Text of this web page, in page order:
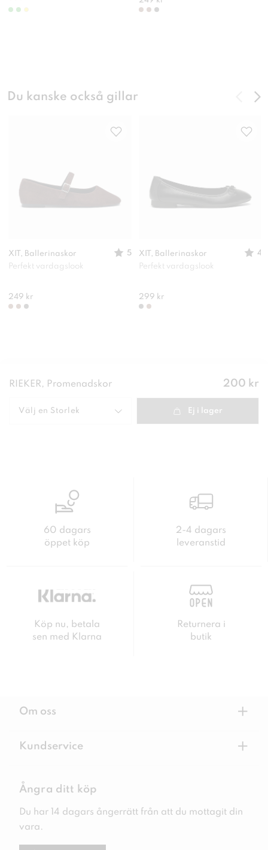
Du kanske också gillar
XIT, Ballerinaskor
5
Perfekt vardagslook
249 kr
XIT, Ballerinaskor
4
Perfekt vardagslook
299 kr
RIEKER, Promenadskor Pris:
200 kr
Välj en Storlek Ej i lager
60 dagars
öppet köp
2-4 dagars
leveranstid
Köp nu, betala
sen med Klarna
Returnera i
butik
Om oss +
Kundservice +
Ångra ditt köp
Du har 14 dagars ångerrätt från att du mottagit din
vara.